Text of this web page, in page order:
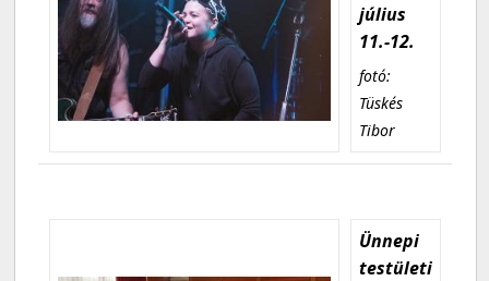
július
11.-12.
fotó:
Tüskés
Tibor
Ünnepi
testületi